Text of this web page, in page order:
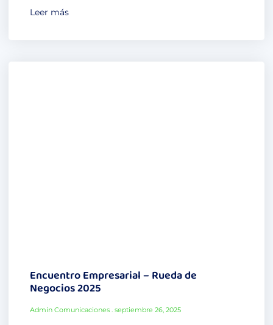
Leer más
Encuentro Empresarial – Rueda de
Negocios 2025
Admin Comunicaciones septiembre 26, 2025